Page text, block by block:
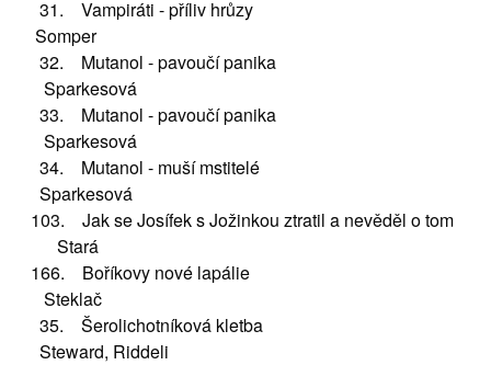
31. Vampiráti - příliv hrůzy
Somper
32. Mutanol - pavoučí panika
Sparkesová
33. Mutanol - pavoučí panika
Sparkesová
34. Mutanol - muší mstitelé
Sparkesová
103. Jak se Josífek s Jožinkou ztratil a nevěděl o tom
Stará
166. Boříkovy nové lapálie
Steklač
35. Šerolichotníková kletba
Steward, Riddeli